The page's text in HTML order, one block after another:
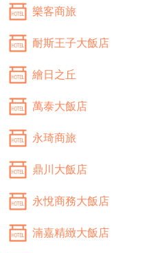
樂客商旅
耐斯王子大飯店
繪日之丘
萬泰大飯店
永琦商旅
鼎川大飯店
永悅商務大飯店
湳嘉精緻大飯店